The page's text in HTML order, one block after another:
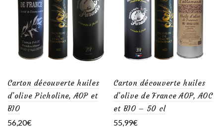
Carton découverte huiles
d’olive Picholine, AOP et
BIO
56,20€
Carton découverte huiles
d’olive de France AOP, AOC
et BIO – 50 cl
55,99€